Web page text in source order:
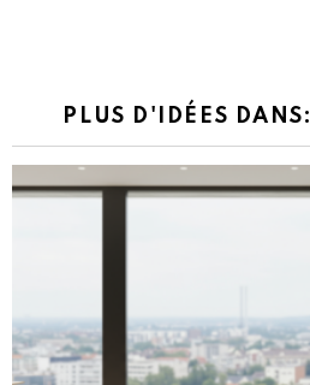
PLUS D'IDÉES DANS: